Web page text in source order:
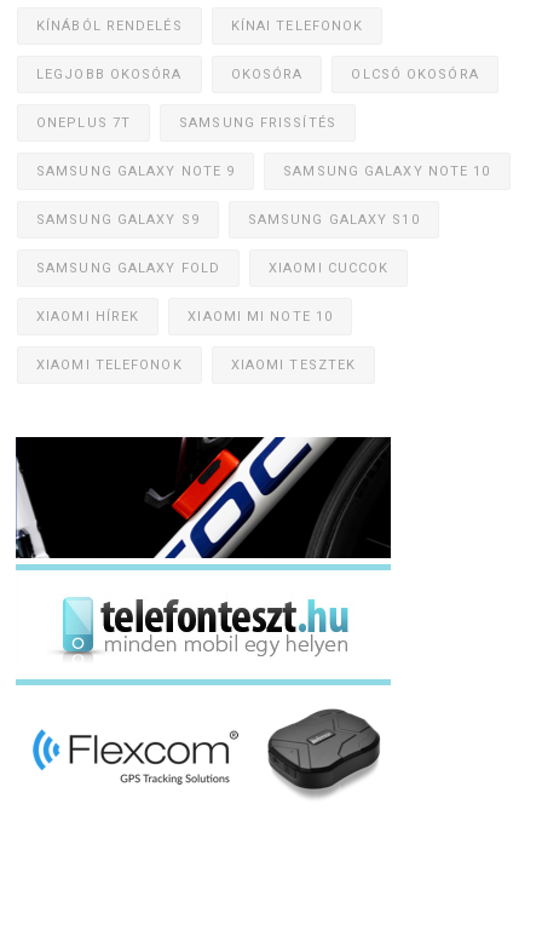
KÍNÁBÓL RENDELÉS KÍNAI TELEFONOK
LEGJOBB OKOSÓRA OKOSÓRA OLCSÓ OKOSÓRA
ONEPLUS 7T SAMSUNG FRISSÍTÉS
SAMSUNG GALAXY NOTE 9 SAMSUNG GALAXY NOTE 10
SAMSUNG GALAXY S9 SAMSUNG GALAXY S10
SAMSUNG GALAXY FOLD XIAOMI CUCCOK
XIAOMI HÍREK XIAOMI MI NOTE 10
XIAOMI TELEFONOK XIAOMI TESZTEK